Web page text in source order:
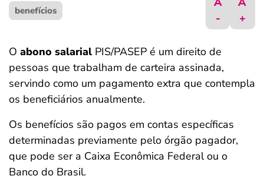
crédito fácil
ferramentas
benefícios
-
+
O abono salarial PIS/PASEP é um direito de
pessoas que trabalham de carteira assinada,
servindo como um pagamento extra que contempla
os beneficiários anualmente.
Os benefícios são pagos em contas específicas
determinadas previamente pelo órgão pagador,
que pode ser a Caixa Econômica Federal ou o
Banco do Brasil.